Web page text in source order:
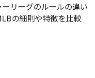
リーグのルールの違い
の細則や特徴を比較